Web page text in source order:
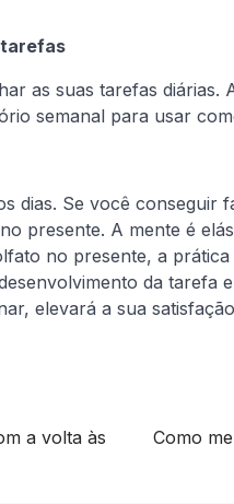
tarefas
as suas tarefas
semanal para usar
dias. Se você conseguir
presente. A mente é
no presente, a
da tarefa
elevará a sua
a volta às
Como